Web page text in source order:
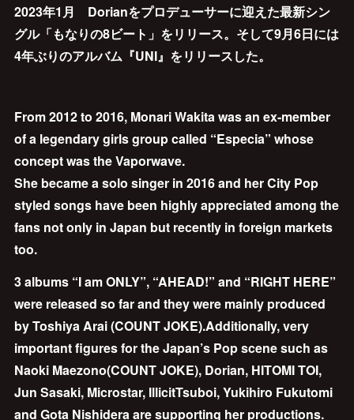
2023年1月 Dorianをプロデューサーに迎えた最新シン
グル「もなりの8ビート」をリリース。そして9月6日には
4年ぶりのアルバム『UNI』をリリースした。
From 2012 to 2016, Monari Wakita was an ex-member
of a legendary girls group called “Especia” whose
concept was the Vaporwave.
She became a solo singer in 2016 and her City Pop
styled songs have been highly appreciated among the
fans not only in Japan but recently in foreign markets
too.
3 albums “I am ONLY”, “AHEAD!” and “RIGHT HERE”
were released so far and they were mainly produced
by Toshiya Arai (COUNT JOKE).Additionally, very
important figures for the Japan’s Pop scene such as
Naoki Maezono(COUNT JOKE), Dorian, HITOMI TOI,
Jun Sasaki, Microstar, IllicitTsuboi, Yukihiro Fukutomi
and Gota Nishidera are supporting her productions.